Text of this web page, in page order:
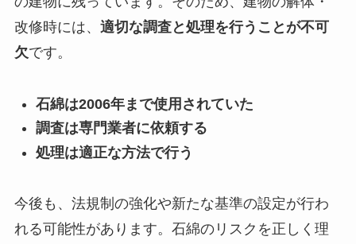
改修時には、 適切な調査と処理を行うことが不可
欠です。
石綿は2006年まで使用されていた
調査は専門業者に依頼する
処理は適正な方法で行う
今後も、法規制の強化や新たな基準の設定が行わ
れる可能性があります。石綿のリスクを正しく理